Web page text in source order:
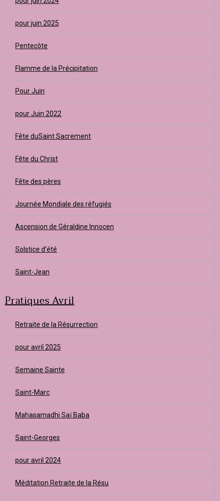
pour juin 2025
Pentecôte
Flamme de la Précipitation
Pour Juin
pour Juin 2022
Fête duSaint Sacrement
Fête du Christ
Fête des pères
Journée Mondiale des réfugiés
Ascension de Géraldine Innocen
Solstice d’été
Saint-Jean
Pratiques Avril
Retraite de la Résurrection
pour avril 2025
Semaine Sainte
Saint-Marc
Mahasamadhi Saï Baba
Saint-Georges
pour avril 2024
Méditation Retraite de la Résu